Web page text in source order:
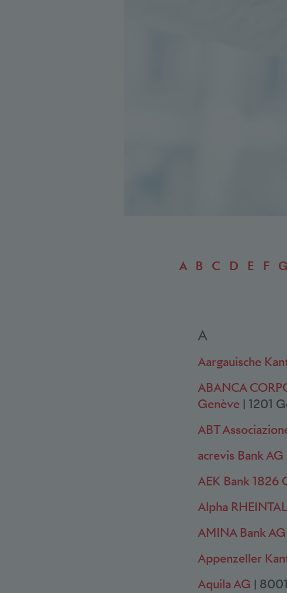
A B C D E F G
A
Aargauische
ABANCA
Genève | 1201
ABT
acrevis Bank AG
AEK Bank 1826
Alpha
AMINA Bank AG
Appenzeller
Aquila AG |